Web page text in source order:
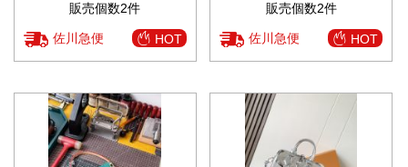
販売個数2件
佐川急便 HOT
販売個数2件
佐川急便 HOT